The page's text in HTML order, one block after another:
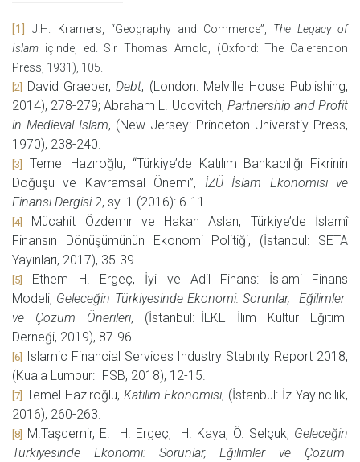
[1] J.H. Kramers, “Geography and Commerce”, The Legacy of
Islam içinde, ed. Sir Thomas Arnold, (Oxford: The Calerendon
Press, 1931), 105.
[2] David Graeber,Debt, (London: Melville House Publishing,
2014), 278-279; Abraham L. Udovitch, Partnership and Profit
in Medieval Islam, (New Jersey: Princeton Universtiy Press,
1970), 238-240.
[3]
Temel Hazıroğlu, “Türkiye’de Katılım Bankacılığı Fikrinin
Doğuşu ve Kavramsal Önemi”, İZÜ İslam Ekonomisi ve
Finansı Dergisi 2, sy. 1 (2016): 6-11.
[4]
Mücahit Özdemır ve Hakan Aslan, Türkiye’de İslamî
Finansın Dönüşümünün Ekonomi Politiği, (İstanbul: SETA
Yayınları, 2017), 35-39.
[5]
Ethem H. Ergeç, İyi ve Adil Finans: İslami Finans
Modeli, Geleceğin Türkiyesinde Ekonomi: Sorunlar, Eğilimler
ve Çözüm Önerileri, (İstanbul: İLKE İlim Kültür Eğitim
Derneği, 2019), 87-96.
[6]
Islamic Financial Services Industry Stabılıty Report 2018,
(Kuala Lumpur: IFSB, 2018), 12-15.
[7] Temel Hazıroğlu, Katılım Ekonomisi, (İstanbul: İz Yayıncılık,
2016), 260-263.
[8] M.Taşdemir, E. H. Ergeç, H. Kaya, Ö. Selçuk, Geleceğin
Türkiyesinde Ekonomi: Sorunlar, Eğilimler ve Çözüm